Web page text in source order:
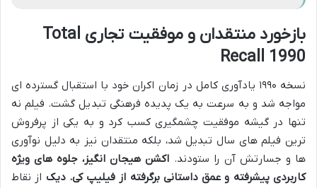
بازخورد منتقدان و موفقیت تجاری Total
Recall 1990
نسخه ۱۹۹۰ یادآوری کامل در زمان اکران خود با استقبال گسترده ای
مواجه شد و به سرعت به یک پدیده فرهنگی تبدیل گشت. فیلم نه
تنها در گیشه موفقیت چشمگیری کسب کرد و به یکی از پرفروش
ترین فیلم های سال تبدیل شد، بلکه منتقدان نیز به دلیل نوآوری
ها و جسارتش آن را ستودند. اکشن هیجان انگیز، جلوه های ویژه
کاربردی پیشرفته و عمق داستانی برگرفته از فیلیپ کی. دیک از نقاط